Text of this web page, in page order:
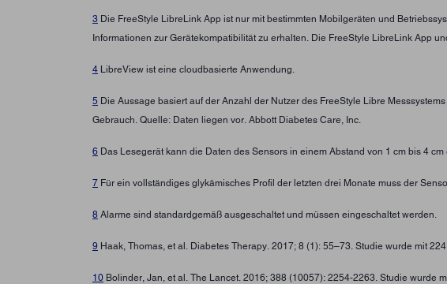
3 Die FreeStyle LibreLink App ist nur mit bestimmten Mobilgeräten und
Informationen zur Gerätekompatibilität zu erhalten. Die FreeStyle LibreLink App
4 LibreView ist eine cloudbasierte Anwendung.
5 Die Aussage basiert auf der Anzahl der Nutzer des FreeStyle Libre
Gebrauch. Quelle: Daten liegen vor. Abbott Diabetes Care, Inc.
6 Das Lesegerät kann die Daten des Sensors in einem Abstand von 1 cm bis 4 cm
7 Für ein vollständiges glykämisches Profil der letzten drei Monate muss der
8 Alarme sind standardgemäß ausgeschaltet und müssen eingeschaltet werden.
9 Haak, Thomas, et al. Diabetes Therapy. 2017; 8 (1): 55–73. Studie wurde mit
10 Bolinder, Jan, et al. The Lancet. 2016; 388 (10057): 2254-2263. Studie wurde